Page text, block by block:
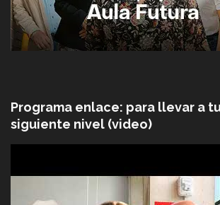
Programa enlace: para llevar a
siguiente nivel (video)